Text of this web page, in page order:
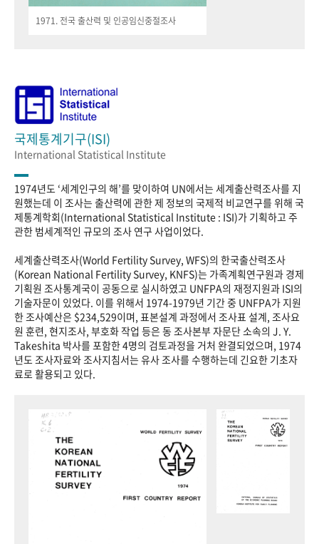
1971. 전국 출산력 및 인공임신중절조사
국제통계기구(ISI)
International Statistical Institute
1974년도 ‘세계인구의 해’를 맞이하여 UN에서는 세계출산력조사를 지
원했는데 이 조사는 출산력에 관한 제 정보의 국제적 비교연구를 위해 국
제통계학회(International Statistical Institute : ISI)가 기획하고 주
관한 범세계적인 규모의 조사 연구 사업이었다.
세계출산력조사(World Fertility Survey, WFS)의 한국출산력조사
(Korean National Fertility Survey, KNFS)는 가족계획연구원과 경제
기획원 조사통계국이 공동으로 실시하였고 UNFPA의 재정지원과 ISI의
기술자문이 있었다. 이를 위해서 1974-1979년 기간 중 UNFPA가 지원
한 조사예산은 $234,529이며, 표본설계 과정에서 조사표 설계, 조사요
원 훈련, 현지조사, 부호화 작업 등은 동 조사본부 자문단 소속의 J. Y.
Takeshita 박사를 포함한 4명의 검토과정을 거처 완결되었으며, 1974
년도 조사자료와 조사지침서는 유사 조사를 수행하는데 긴요한 기초자
료로 활용되고 있다.